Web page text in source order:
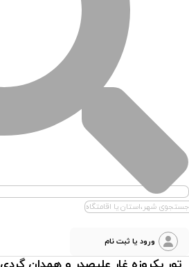
جستجوی شهر،استان یا اقامتگاه
ورود یا ثبت نام